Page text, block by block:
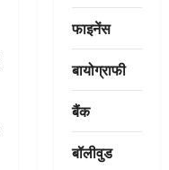
फाइनेंस
बायोग्राफी
बैंक
बॉलीवुड